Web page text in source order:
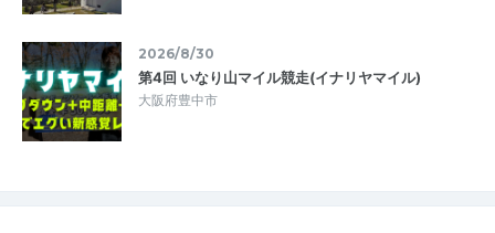
2026/8/30
第4回 いなり山マイル競走(イナリヤマイル)
大阪府豊中市